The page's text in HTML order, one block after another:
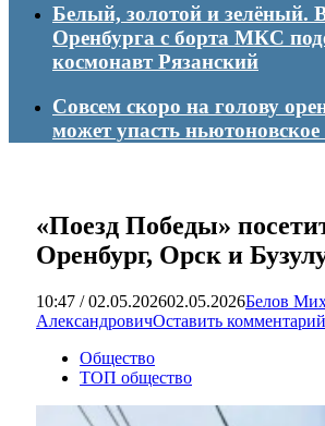
Белый, золотой и зелёный.
Оренбурга с борта МКС
космонавт Рязанский
Совсем скоро на голову
может упасть ньютоновское
«Поезд Победы»
Оренбург, Орск и
10:47 / 02.05.202602.05.2026Белов
АлександровичОставить комментарий
Общество
ТОП общество